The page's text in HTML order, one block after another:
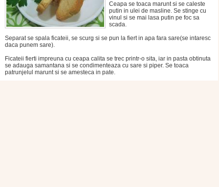
Ceapa se toaca marunt si se caleste
putin in ulei de masline. Se stinge cu
vinul si se mai lasa putin pe foc sa
scada.
Separat se spala ficateii, se scurg si se pun la fiert in apa fara sare(se intaresc
daca punem sare).
Ficateii fierti impreuna cu ceapa calita se trec printr-o sita, iar in pasta obtinuta
se adauga samantana si se condimenteaza cu sare si piper. Se toaca
patrunjelul marunt si se amesteca in pate.